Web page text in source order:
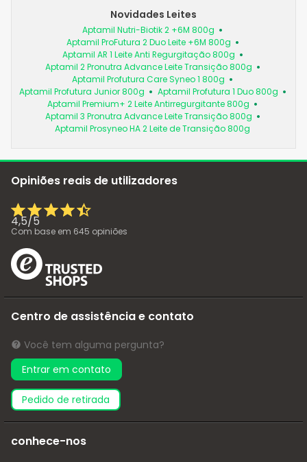
Novidades Leites
Aptamil Nutri-Biotik 2 +6M 800g
Aptamil ProFutura 2 Duo Leite +6M 800g
Aptamil AR 1 Leite Anti Regurgitação 800g
Aptamil 2 Pronutra Advance Leite Transição 800g
Aptamil Profutura Care Syneo 1 800g
Aptamil Profutura Junior 800g
Aptamil Profutura 1 Duo 800g
Aptamil Premium+ 2 Leite Antirregurgitante 800g
Aptamil 3 Pronutra Advance Leite Transição 800g
Aptamil Prosyneo HA 2 Leite de Transição 800g
Opiniões reais de utilizadores
4,5/5
Com base em 645 opiniões
Centro de assistência e contato
Você tem alguma pergunta?
Entrar em contato
pedido de retirada
conhece-nos